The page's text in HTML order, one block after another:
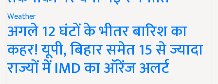
Weather
अगले 12 घंटों के भीतर बारिश का
कहर! यूपी, बिहार समेत 15 से ज्यादा
राज्यों में IMD का ऑरेंज अलर्ट